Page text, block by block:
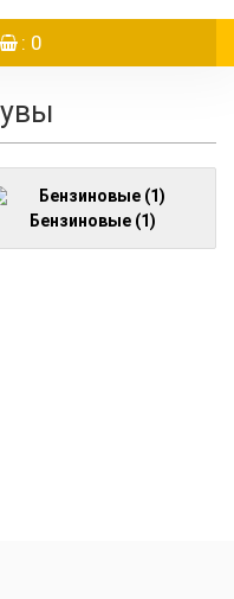
: 0
Бензиновые (1)